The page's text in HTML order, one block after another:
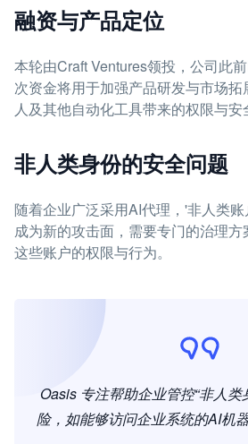
融资与产品定位
本轮由Craft Ventures领投，公司此
次资金将用于加强产品研发与市场
人及其他自动化工具带来的权限与安
非人类身份的安全问题
随着企业广泛采用AI代理，'非人类
成为新的攻击面，需要专门的治理
这些账户的权限与行为。
Oasis 专注帮助企业管控“非人类
险，如能够访问企业系统的AI机